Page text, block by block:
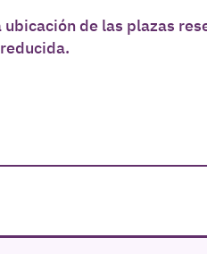
de las plazas